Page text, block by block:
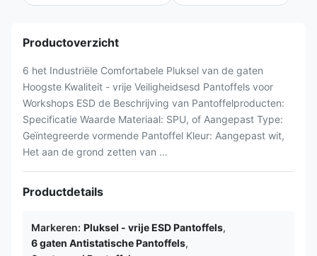
Productoverzicht
6 het Industriële Comfortabele Pluksel van de gaten
Hoogste Kwaliteit - vrije Veiligheidsesd Pantoffels voor
Workshops ESD de Beschrijving van Pantoffelproducten:
Specificatie Waarde Materiaal: SPU, of Aangepast Type:
Geïntegreerde vormende Pantoffel Kleur: Aangepast wit,
Het aan de grond zetten van ...
Productdetails
Markeren: Pluksel - vrije ESD Pantoffels,
6 gaten Antistatische Pantoffels,